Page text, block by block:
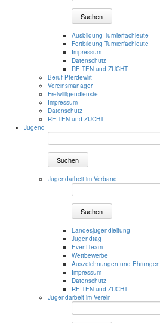
Suchen
Ausbildung Turnierfachleute
Fortbildung Turnierfachleute
Impressum
Datenschutz
REITEN und ZUCHT
Beruf Pferdewirt
Vereinsmanager
Freiwilligendienste
Impressum
Datenschutz
REITEN und ZUCHT
Jugend
Suchen
Jugendarbeit im Verband
Suchen
Landesjugendleitung
Jugendtag
EventTeam
Wettbewerbe
Auszeichnungen und Ehrungen
Impressum
Datenschutz
REITEN und ZUCHT
Jugendarbeit im Verein